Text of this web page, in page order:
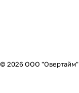
© 2026 ООО "Овертайм"